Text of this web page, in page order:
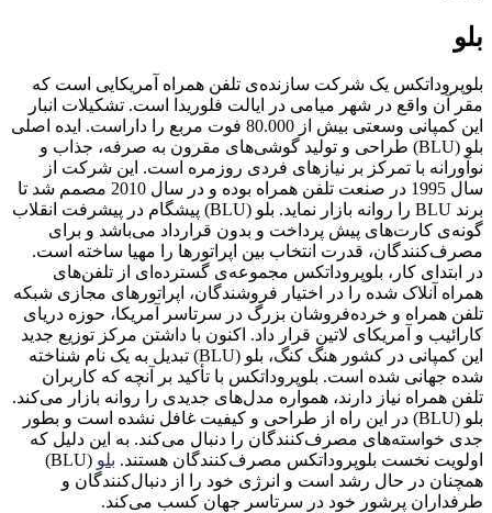
بلو
بلوپروداتکس یک شرکت سازنده‌ی تلفن همراه آمریکایی است که
مقر آن واقع در شهر میامی در ایالت فلوریدا است. تشکیلات انبار
این کمپانی وسعتی بیش از 80.000 فوت مربع را داراست. ایده اصلی
بلو (BLU) طراحی و تولید گوشی‌های مقرون به صرفه، جذاب و
نوآورانه با تمرکز بر نیازهای فردی روزمره است. این شرکت از
سال 1995 در صنعت تلفن همراه بوده و در سال 2010 مصمم شد تا
برند BLU را روانه بازار نماید. بلو (BLU) پیشگام در پیشرفت انقلاب
گونه‌ی کارت‌های پیش پرداخت و بدون قرارداد می‌باشد و برای
مصرف‌کنندگان، قدرت انتخاب بین اپراتورها را مهیا ساخته است.
در ابتدای کار، بلوپروداتکس مجموعه‌ی گسترده‌ای از تلفن‌های
همراه آنلاک شده را در اختیار فروشندگان، اپراتورهای مجازی شبکه
تلفن همراه و خرده‌فروشان بزرگ در سرتاسر آمریکا، حوزه دریای
کارائیب و آمریکای لاتین قرار داد. اکنون با داشتن مرکز توزیع جدید
این کمپانی در کشور هنگ کنگ، بلو (BLU) تبدیل به یک نام شناخته
شده جهانی شده است. بلوپروداتکس با تأکید بر آنچه که کاربران
تلفن همراه نیاز دارند، همواره مدل‌های جدیدی را روانه بازار می‌کند.
بلو (BLU) در این راه از طراحی و کیفیت غافل نشده است و بطور
جدی خواسته‌های مصرف‌کنندگان را دنبال می‌کند. به این دلیل که
اولویت نخست بلوپروداتکس مصرف‌کنندگان هستند. بلو
(BLU)
همچنان در حال رشد است و انرژی خود را از دنبال‌کنندگان و
طرفداران پرشور خود در سرتاسر جهان کسب می‌کند.